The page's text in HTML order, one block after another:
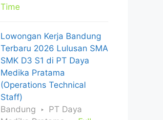
Time
Lowongan Kerja Bandung
Terbaru 2026 Lulusan SMA
SMK D3 S1 di PT Daya
Medika Pratama
(Operations Technical
Staff)
Bandung
PT Daya